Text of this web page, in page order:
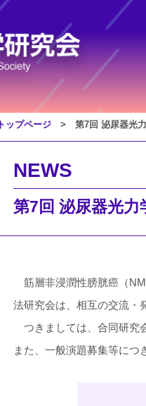
トップページ> 第7回 泌尿器光力
NEWS
第7回 泌尿器光力
筋層非浸潤性膀胱癌（
法研究会は、相互の交流・
つきましては、合同研究
また、一般演題募集等につ